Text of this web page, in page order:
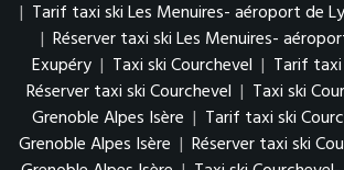
| Tarif taxi ski Les Menuires- aéroport de
| Réserver taxi ski Les Menuires-
Exupéry | Taxi ski Courchevel | Tarif taxi
Réserver taxi ski Courchevel | Taxi ski
Grenoble Alpes Isère | Tarif taxi ski
Grenoble Alpes Isère | Réserver taxi ski